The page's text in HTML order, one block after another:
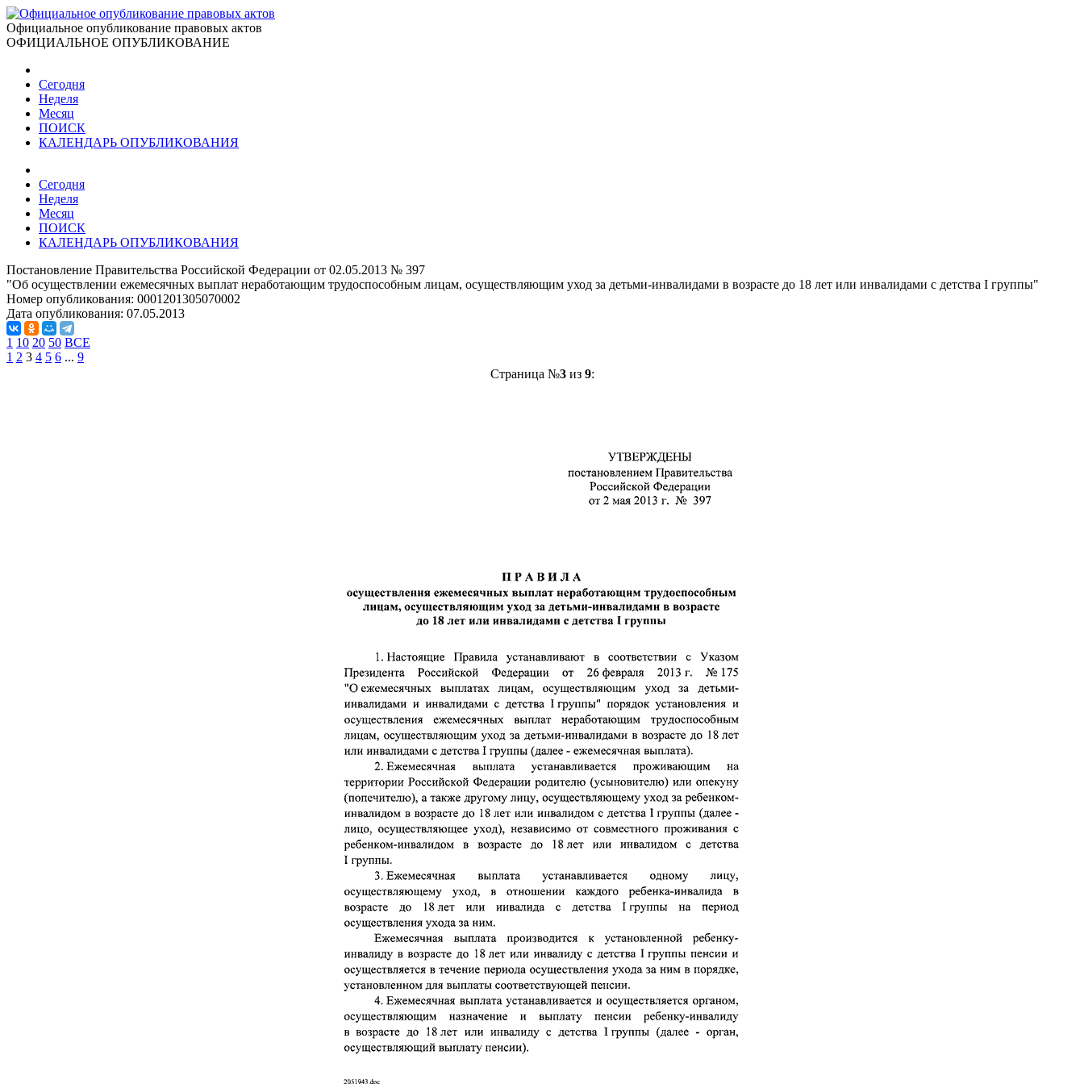
Официальное опубликование правовых актов
ОФИЦИАЛЬНОЕ ОПУБЛИКОВАНИЕ
Сегодня
Неделя
Месяц
ПОИСК
КАЛЕНДАРЬ ОПУБЛИКОВАНИЯ
Сегодня
Неделя
Месяц
ПОИСК
КАЛЕНДАРЬ ОПУБЛИКОВАНИЯ
Постановление Правительства Российской Федерации от 02.05.2013 № 397
"Об осуществлении ежемесячных выплат неработающим трудоспособным лицам, осуществляющим уход за детьми-инвалидами в возрасте до 18 лет или инвалидами с детства I группы"
Номер опубликования: 0001201305070002
Дата опубликования: 07.05.2013
1 10 20 50 ВСЕ
1 2 3 4 5 6 ... 9
Страница №3из 9: